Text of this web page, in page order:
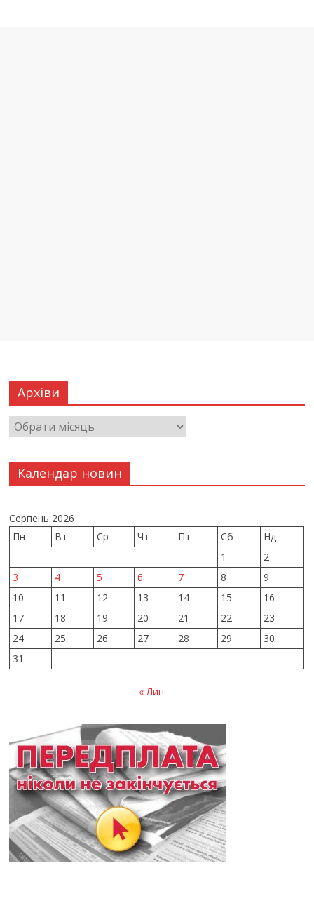
Архіви
Календар новин
Серпень 2026
Пн
Вт Ср Чт Пт Сб
Нд
1
2
3
4 5 6 7 8
9
10
11 12 13 14 15
16
17
18 19 20 21 22
23
24
25 26 27 28 29
30
31
« Лип